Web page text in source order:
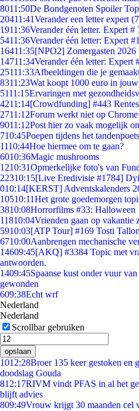
8011:50De Bondgenoten Spoiler
20411:41Verander een letter expert
1911:36Verander één letter. Expert #
5411:36Verander één letter: Expert
16411:35[NPO2] Zomergasten 2026
14711:34Verander één letter: Expert
25111:33Afbeeldingen die je
8311:23Wat koopt 1000 euro in
5111:15Ervaringen met
4211:14[Crowdfunding] #443
2711:12Forum werkt niet op Chrome
9011:12Post hier zo vaak mogelijk
710:45Poepen tijdens het
1110:44Hoe hiermee om te gaan?
6010:36Magic mushrooms
1210:31Opmerkelijke foto's van
22310:15[Live Eredivisie #1784]
010:14[KERST] Adventskalenders
10510:11Het grote goedemorgen
3810:08Horrorfilms #33: Halloween
11810:04Vrienden gaan op vakantie
5910:03[ATP Tour] #169 Tosti
6710:00Aanbrengen mechanische
14609:45[AKQ] #3384 Topic met
antwoorden.
1409:45Spaanse kust onder vuur
gewonden
609:38Echt wrf
Nederland
Nederland
Scrollbar gebruiken
opslaan
1012:28Broer 135 keer gestoken en
doodslag Gouda
812:17RIVM vindt PFAS in al het
blijft advies
809:49Vrouw krijgt 30 maanden cel